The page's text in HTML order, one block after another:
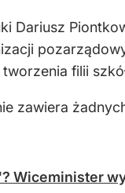
Dariusz
filii
zawiera
Wiceminister